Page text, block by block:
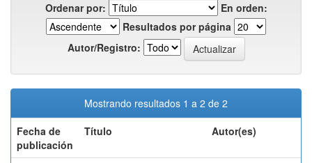
Ordenar por:
En orden:
Resultados por página
Autor/Registro:
Mostrando resultados 1 a 2 de 2
Fecha de
publicación
Título Autor(es)